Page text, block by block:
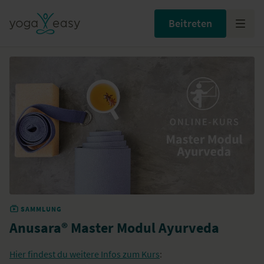
Beitreten
SAMMLUNG
Anusara® Master Modul Ayurveda
Hier findest du weitere Infos zum Kurs: